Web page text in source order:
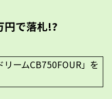
円で落札!?